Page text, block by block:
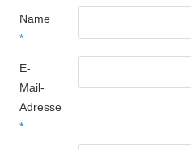
Name
*
E-
Mail-
Adresse
*